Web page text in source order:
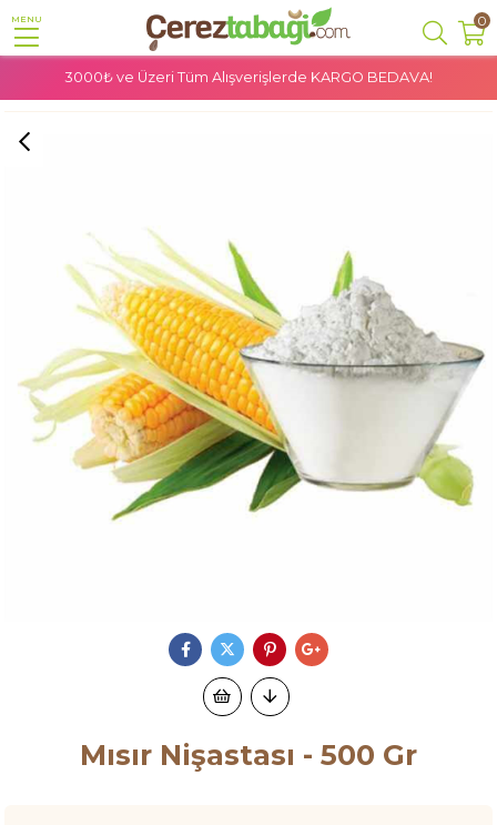
MENU 0
3000₺ ve Üzeri Tüm Alışverişlerde KARGO BEDAVA!
Mısır Nişastası - 500 Gr
Mısır Nişastası - 500 Gr